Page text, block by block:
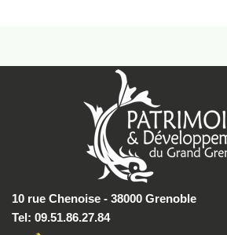
10 rue Chenoise - 38000 Grenoble
Tel: 09.51.86.27.84